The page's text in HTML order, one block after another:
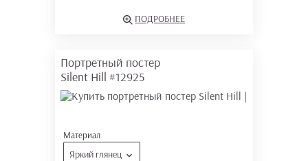
ПОДРОБНЕЕ
Портретный постер
Silent Hill #12925
Материал
Яркий глянец